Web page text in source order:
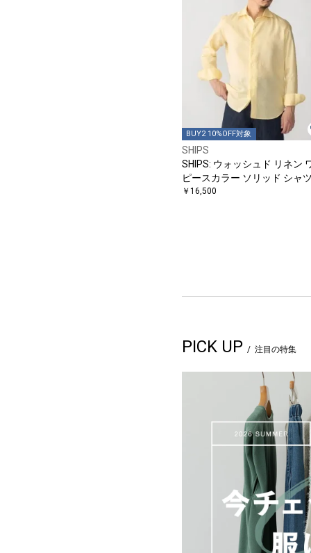
BUY2 10%OFF対象
SHIPS
SHIPS: ウォッシュド リネン
ピースカラー ソリッド シャ
￥16,500
PICK UP 注目の特集